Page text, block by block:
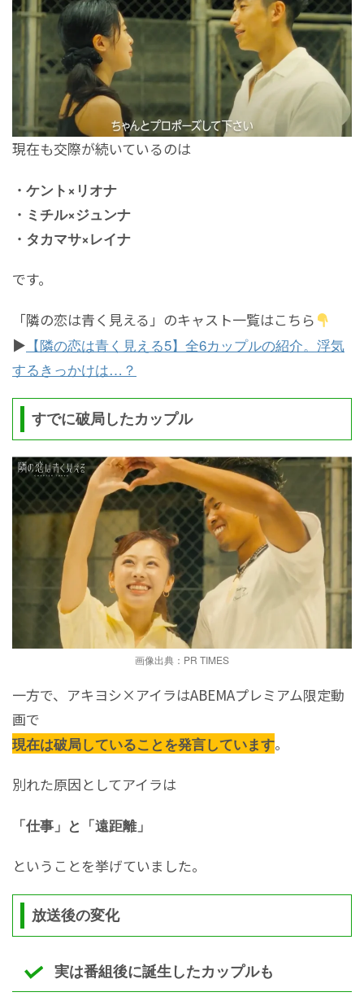
現在も交際が続いているのは
・ケント×リオナ
・ミチル×ジュンナ
・タカマサ×レイナ
です。
「隣の恋は青く見える」のキャスト一覧はこちら
▶ 【隣の恋は青く見える5】全6カップルの紹介。浮気
するきっかけは…？
すでに破局したカップル
画像出典：PR TIMES
一方で、アキヨシ×アイラはABEMAプレミアム限定動
画で
現在は破局していることを発言しています。
別れた原因としてアイラは
「仕事」と「遠距離」
ということを挙げていました。
放送後の変化
実は番組後に誕生したカップルも